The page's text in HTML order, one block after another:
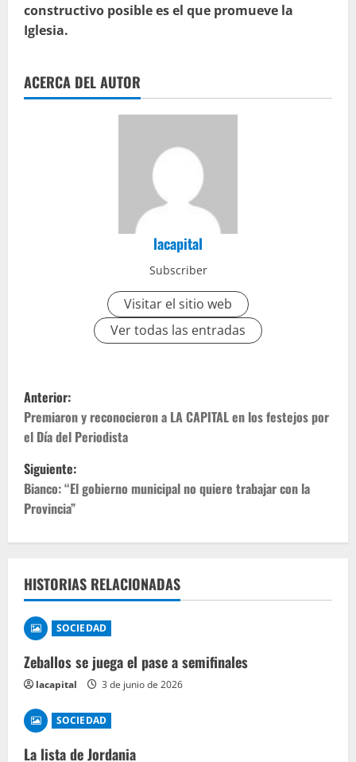
constructivo posible es el que promueve la
Iglesia.
ACERCA DEL AUTOR
lacapital
Subscriber
Visitar el sitio web
Ver todas las entradas
Anterior:
Premiaron y reconocieron a LA CAPITAL en los festejos por
el Día del Periodista
Siguiente:
Bianco: “El gobierno municipal no quiere trabajar con la
Provincia”
HISTORIAS RELACIONADAS
SOCIEDAD
Zeballos se juega el pase a semifinales
lacapital 3 de junio de 2026
SOCIEDAD
La lista de Jordania